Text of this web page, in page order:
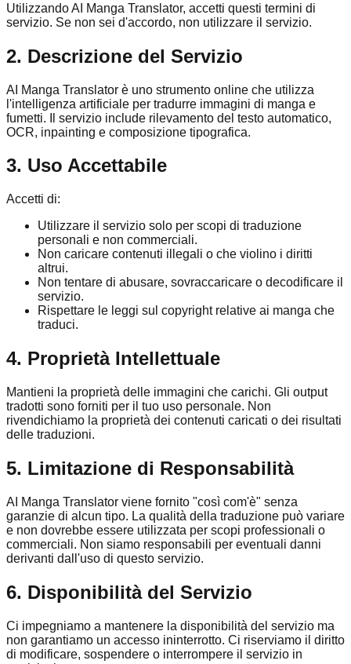
Utilizzando AI Manga Translator, accetti questi termini di
servizio. Se non sei d'accordo, non utilizzare il servizio.
2. Descrizione del Servizio
AI Manga Translator è uno strumento online che utilizza
l'intelligenza artificiale per tradurre immagini di manga e
fumetti. Il servizio include rilevamento del testo automatico,
OCR, inpainting e composizione tipografica.
3. Uso Accettabile
Accetti di:
Utilizzare il servizio solo per scopi di traduzione
personali e non commerciali.
Non caricare contenuti illegali o che violino i diritti
altrui.
Non tentare di abusare, sovraccaricare o decodificare il
servizio.
Rispettare le leggi sul copyright relative ai manga che
traduci.
4. Proprietà Intellettuale
Mantieni la proprietà delle immagini che carichi. Gli output
tradotti sono forniti per il tuo uso personale. Non
rivendichiamo la proprietà dei contenuti caricati o dei risultati
delle traduzioni.
5. Limitazione di Responsabilità
AI Manga Translator viene fornito "così com'è" senza
garanzie di alcun tipo. La qualità della traduzione può variare
e non dovrebbe essere utilizzata per scopi professionali o
commerciali. Non siamo responsabili per eventuali danni
derivanti dall'uso di questo servizio.
6. Disponibilità del Servizio
Ci impegniamo a mantenere la disponibilità del servizio ma
non garantiamo un accesso ininterrotto. Ci riserviamo il diritto
di modificare, sospendere o interrompere il servizio in